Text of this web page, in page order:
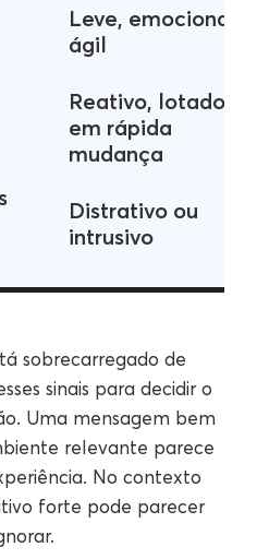
Leve, emocional,
ágil
Reativo, lotado,
em rápida
mudança
Distrativo ou
intrusivo
sobrecarregado de
sinais para decidir o
Uma mensagem bem
relevante parece
No contexto
forte pode parecer